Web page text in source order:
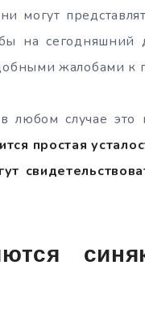
могут
на сегодняшний
жалобами к
любом случае это
простая